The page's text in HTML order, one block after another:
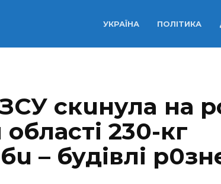
УКРАЇНА ПОЛІТИКА
скuнyлa на
230-кг
– будівлі